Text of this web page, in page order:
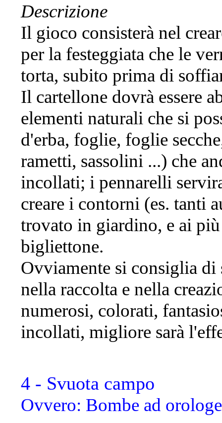
Descrizione
Il gioco consisterà nel
per la festeggiata che le
torta, subito prima di
Il cartellone dovrà essere
elementi naturali che si
d'erba, foglie, foglie
rametti, sassolini ...) che
incollati; i pennarelli
creare i contorni (es. tanti
trovato in giardino, e ai
bigliettone.
Ovviamente si consiglia
nella raccolta e nella
numerosi, colorati,
incollati, migliore sarà
4 - Svuota campo
Ovvero: Bombe ad